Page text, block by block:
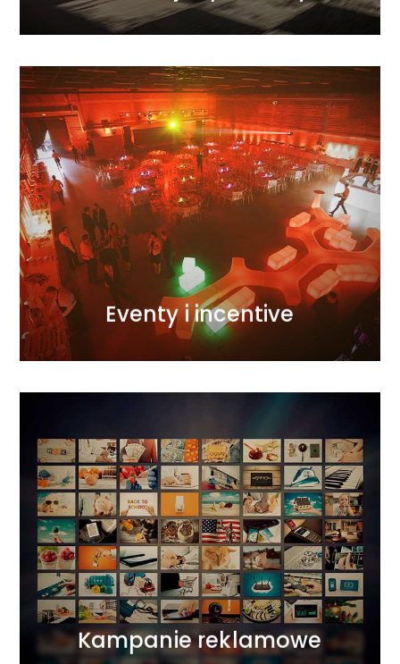
Eventy i incentive
Eventy i incentive
Każdy projekt, mały czy duży, to dla nas wielkie
wydarzenie. Tworzymy je z pasją i kreatywnym
wykorzystaniem nowoczesnych technik. Gale,
konferencje, wyjazdy incentive… wypełniamy je
odpowiednim klimatem dzięki detalicznemu
podejściu do szczegółów i doskonałej organizacji
pracy.
WIĘCEJ
Kampanie reklamowe
Kampanie reklamowe
Łączymy wszystkie światy komunikacji
marketingowej. Działamy na płaszczyźnie ATL, BTL,
DIGITAL tworząc projekty 360 stopni.
Wykorzystujemy zasadę synergii marketingowej,
uzupełniając każde działanie odpowiednio
dobranymi narzędziami.
WIĘCEJ